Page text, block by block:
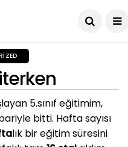
5.sınıf eğitimim,
bitti. Hafta sayısı
lık bir eğitim süresini